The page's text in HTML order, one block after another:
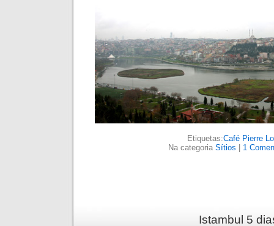
Etiquetas:Café Pierre
Na categoria Sítios 1
Istambul 5